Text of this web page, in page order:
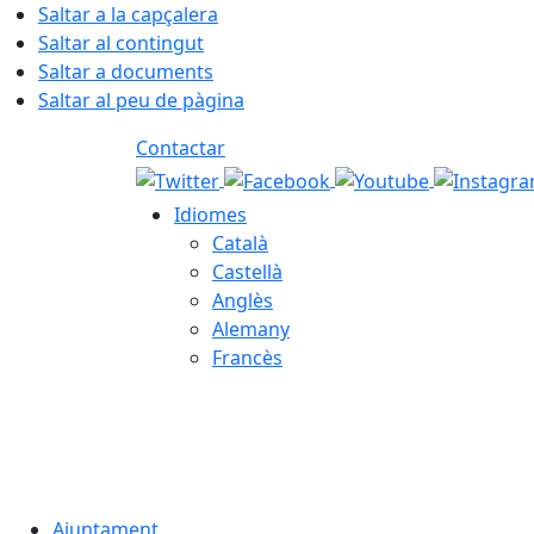
Saltar a la capçalera
Saltar al contingut
Saltar a documents
Saltar al peu de pàgina
Contactar
Idiomes
Català
Castellà
Anglès
Alemany
Francès